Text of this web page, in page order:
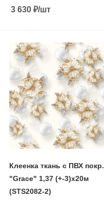
3 630₽/шт
Клеенка ткань с ПВХ покр.
"Grace" 1,37 (+-3)х20м
(STS2082-2)